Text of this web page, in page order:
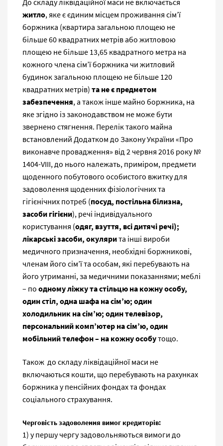
До складу ліквідаційної маси не включається
житло, яке є єдиним місцем проживання сім’ї
боржника (квартира загальною площею не
більше 60 квадратних метрів або житловою
площею не більше 13,65 квадратного метра на
кожного члена сім’ї боржника чи житловий
будинок загальною площею не більше 120
квадратних метрів) та не є предметом
забезпечення, а також інше майно боржника, на
яке згідно із законодавством не може бути
звернено стягнення. Перелік такого майна
встановлений Додатком до Закону України «Про
виконавче провадження» від 2 червня 2016 року №
1404-VIII, до нього належать, приміром, предмети
щоденного побутового особистого вжитку для
задоволення щоденних фізіологічних та
гігієнічних потреб (посуд, постільна білизна,
засоби гігієни), речі індивідуального
користування (одяг, взуття, всі дитячі речі);
лікарські засоби, окулярита інші вироби
медичного призначення, необхідні боржникові,
членам його сім’ї та особам, які перебувають на
його утриманні, за медичними показаннями; меблі
– по одному ліжку та стільцю на кожну особу,
один стіл, одна шафа на сім’ю; один
холодильник на сім’ю; один телевізор,
персональний комп’ютер на сім’ю, один
мобільний телефон – на кожну особутощо.
Також до складу ліквідаційної маси не
включаються кошти, що перебувають на рахунках
боржника у пенсійних фондах та фондах
соціального страхування.
Черговість задоволення вимог кредиторів:
1) у першу чергу задовольняються вимоги до